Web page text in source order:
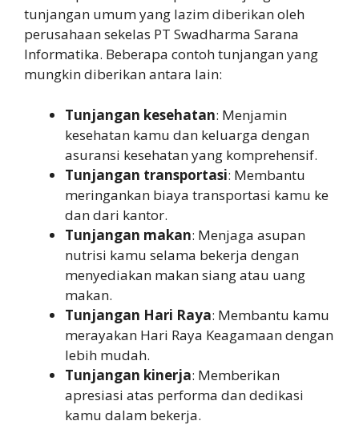
tunjangan umum yang lazim diberikan oleh
perusahaan sekelas PT Swadharma Sarana
Informatika. Beberapa contoh tunjangan yang
mungkin diberikan antara lain:
Tunjangan kesehatan: Menjamin
kesehatan kamu dan keluarga dengan
asuransi kesehatan yang komprehensif.
Tunjangan transportasi: Membantu
meringankan biaya transportasi kamu ke
dan dari kantor.
Tunjangan makan: Menjaga asupan
nutrisi kamu selama bekerja dengan
menyediakan makan siang atau uang
makan.
Tunjangan Hari Raya: Membantu kamu
merayakan Hari Raya Keagamaan dengan
lebih mudah.
Tunjangan kinerja: Memberikan
apresiasi atas performa dan dedikasi
kamu dalam bekerja.